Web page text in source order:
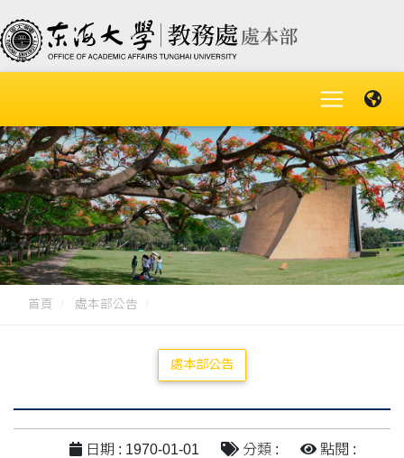
首頁 處本部公告
處本部公告
日期 : 1970-01-01 分類 : 點閱 :